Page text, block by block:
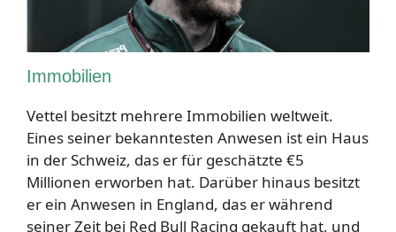
Immobilien
Vettel besitzt mehrere Immobilien weltweit.
Eines seiner bekanntesten Anwesen ist ein Haus
in der Schweiz, das er für geschätzte €5
Millionen erworben hat. Darüber hinaus besitzt
er ein Anwesen in England, das er während
seiner Zeit bei Red Bull Racing gekauft hat, und